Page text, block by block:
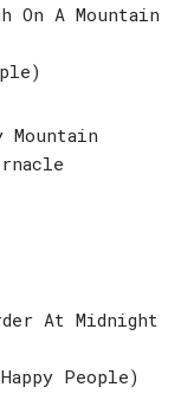
On A Mountain
Mountain
At Midnight
People)